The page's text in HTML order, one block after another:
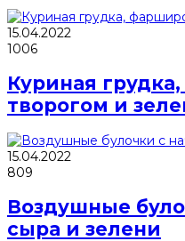
15.04.2022
1006
Куриная
творогом и
15.04.2022
809
Воздушные
сыра и зелени